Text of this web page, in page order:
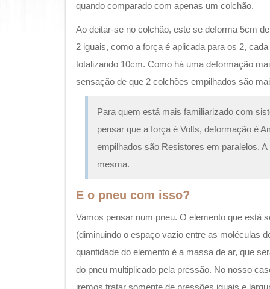
quando comparado com apenas um colchão.
Ao deitar-se no colchão, este se deforma 5cm
2 iguais, como a força é aplicada para os 2,
totalizando 10cm. Como há uma deformação
sensação de que 2 colchões empilhados são
Para quem está mais familiarizado com
pensar que a força é Volts, deformação é
empilhados são Resistores em paralelos.
mesma.
E o pneu com isso?
Vamos pensar num pneu. O elemento que está
(diminuindo o espaço vazio entre as moléculas
quantidade do elemento é a massa de ar, que
do pneu multiplicado pela pressão. No nosso
iremos tratar somente de pressões iguais e